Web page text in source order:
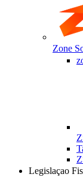
Zone
Legislaçao